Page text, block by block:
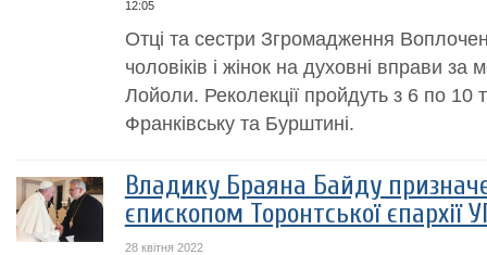
12:05
Отці та сестри Згромадження
чоловіків і жінок на духовні вправи за
Лойоли. Реколекції пройдуть з 6 по 10
Франківську та Бурштині.
Владику Браяна Байду
єпископом Торонтської єпархії
28 квітня 2022